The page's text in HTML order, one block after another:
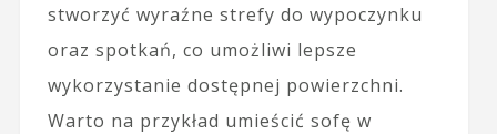
stworzyć wyraźne strefy do wypoczynku
oraz spotkań, co umożliwi lepsze
wykorzystanie dostępnej powierzchni.
Warto na przykład umieścić sofę w